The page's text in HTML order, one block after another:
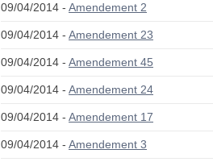
09/04/2014 - Amendement 2
09/04/2014 - Amendement 23
09/04/2014 - Amendement 45
09/04/2014 - Amendement 24
09/04/2014 - Amendement 17
09/04/2014 - Amendement 3